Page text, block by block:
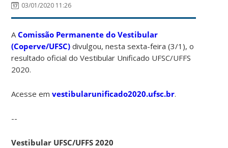
03/01/2020 11:26
AComissão Permanente do Vestibular
(Coperve/UFSC) divulgou, nesta sexta-feira (3/1), o
resultado oficial do Vestibular Unificado UFSC/UFFS
2020.
Acesse emvestibularunificado2020.ufsc.br.
--
Vestibular UFSC/UFFS 2020